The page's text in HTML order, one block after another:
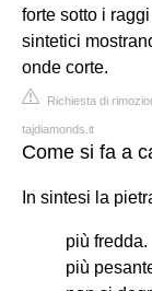
forte sotto i
sintetici
onde corte.
Richiesta di
tajdiamonds.it
Come si fa a
In sintesi la
più fredda.
più